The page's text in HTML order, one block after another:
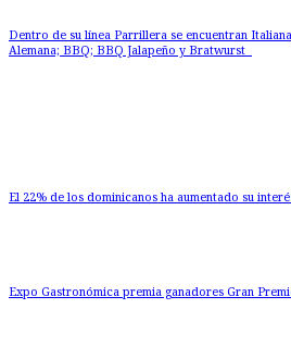
Dentro de su línea Parrillera se encuentran
Alemana; BBQ; BBQ Jalapeño y Bratwurst
El 22% de los dominicanos ha aumentado su
Expo Gastronómica premia ganadores Gran